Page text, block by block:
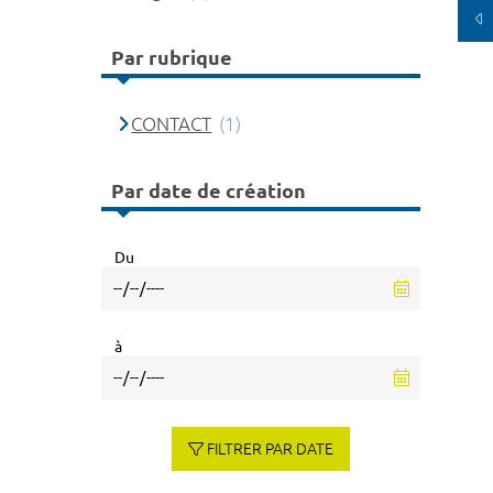
Par rubrique
CONTACT (1)
Par date de création
Du
à
FILTRER PAR DATE